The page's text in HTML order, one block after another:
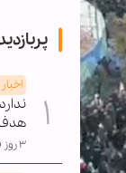
هدف
۳ روز قبل